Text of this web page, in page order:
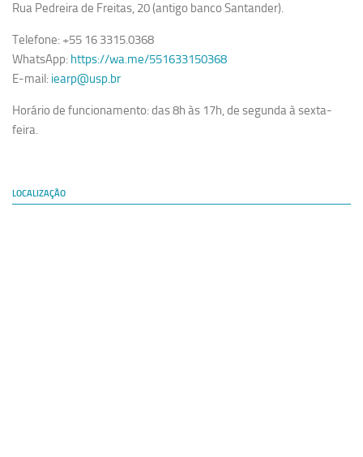
Rua Pedreira de Freitas, 20 (antigo banco Santander).
Telefone: +55 16 3315.0368
WhatsApp: https://wa.me/551633150368
E-mail: iearp@usp.br
Horário de funcionamento: das 8h às 17h, de segunda à sexta-
feira.
LOCALIZAÇÃO